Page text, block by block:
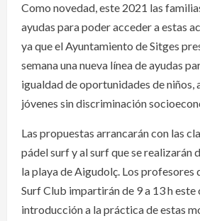
Como novedad, este 2021 las
ayudas para poder acceder a estas
ya que el Ayuntamiento de Sitges
semana una nueva línea de ayudas
igualdad de oportunidades de niños,
jóvenes sin discriminación
Las propuestas arrancarán con las
pádel surf y al surf que se realizarán
la playa de Aigudolç. Los profesores
Surf Club impartirán de 9 a 13 h este
introducción a la práctica de estas